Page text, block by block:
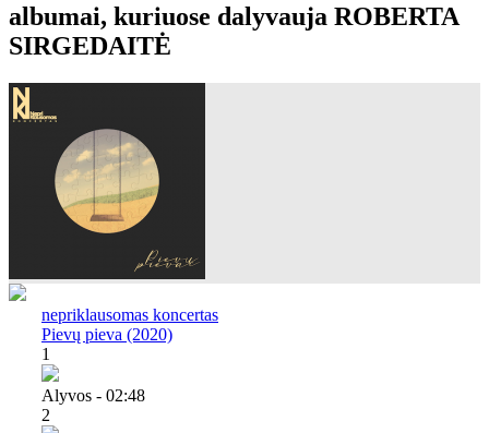
albumai, kuriuose dalyvauja ROBERTA
SIRGEDAITĖ
nepriklausomas koncertas
Pievų pieva (2020)
1
Alyvos - 02:48
2